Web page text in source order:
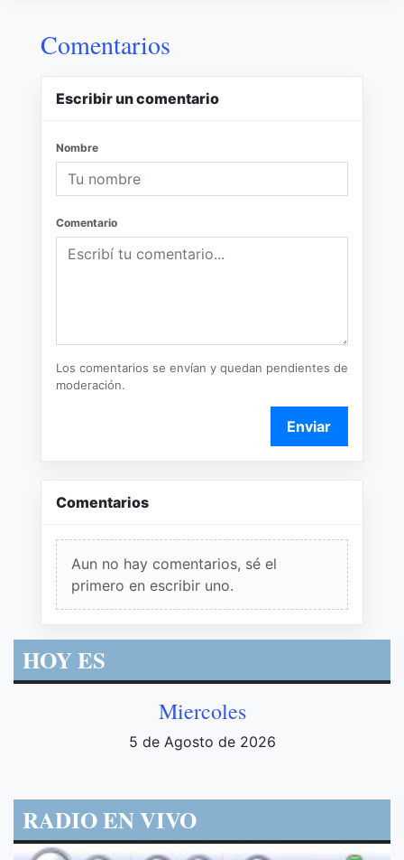
Comentarios
Escribir un comentario
Nombre
Comentario
Los comentarios se envían y quedan pendientes de
moderación.
Enviar
Comentarios
Aun no hay comentarios, sé el
primero en escribir uno.
HOY ES
Miercoles
5 de Agosto de 2026
RADIO EN VIVO